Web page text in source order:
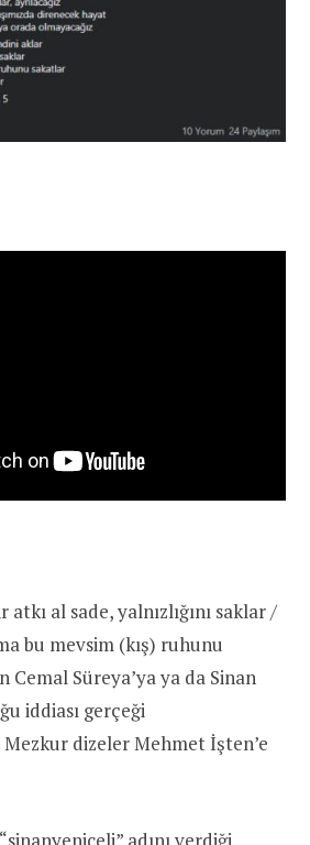
atkı al sade, yalnızlığını saklar /
bu mevsim (kış) ruhunu
Cemal Süreya’ya ya da Sinan
iddiası gerçeği
Mezkur dizeler Mehmet İşten’e
adını verdiği